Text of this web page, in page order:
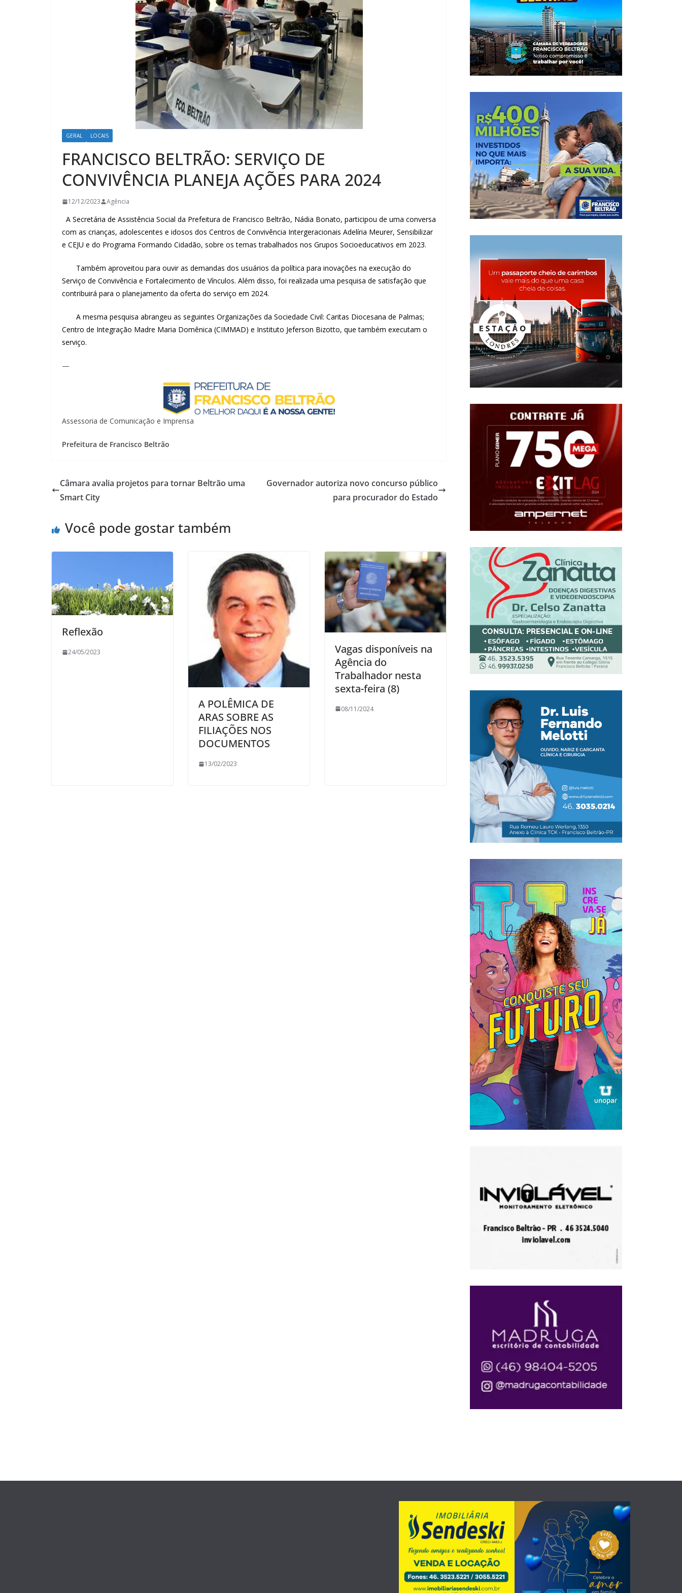
GERAL LOCAIS
FRANCISCO BELTRÃO: SERVIÇO DE
CONVIVÊNCIA PLANEJA AÇÕES PARA 2024
12/12/2023 Agência
A Secretária de Assistência Social da Prefeitura de Francisco Beltrão, Nádia Bonato, participou de uma conversa
com as crianças, adolescentes e idosos dos Centros de Convivência Intergeracionais Adelíria Meurer, Sensibilizar
e CEJU e do Programa Formando Cidadão, sobre os temas trabalhados nos Grupos Socioeducativos em 2023.
Também aproveitou para ouvir as demandas dos usuários da política para inovações na execução do
Serviço de Convivência e Fortalecimento de Vínculos. Além disso, foi realizada uma pesquisa de satisfação que
contribuirá para o planejamento da oferta do serviço em 2024.
A mesma pesquisa abrangeu as seguintes Organizações da Sociedade Civil: Caritas Diocesana de Palmas;
Centro de Integração Madre Maria Domênica (CIMMAD) e Instituto Jeferson Bizotto, que também executam o
serviço.
—
Assessoria de Comunicação e Imprensa
Prefeitura de Francisco Beltrão
Câmara avalia projetos para tornar Beltrão uma
Smart City
Governador autoriza novo concurso público
para procurador do Estado
Você pode gostar também
Reflexão
24/05/2023
A POLÊMICA DE
ARAS SOBRE AS
FILIAÇÕES NOS
DOCUMENTOS
13/02/2023
Vagas disponíveis na
Agência do
Trabalhador nesta
sexta-feira (8)
08/11/2024